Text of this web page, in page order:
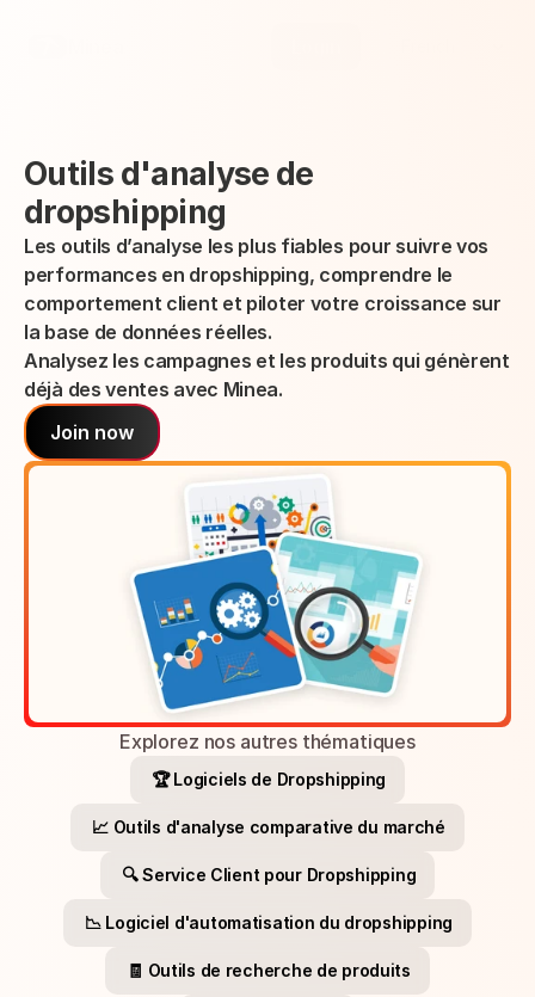
Outils d'analyse de
dropshipping
Les outils d’analyse les plus fiables pour suivre vos
performances en dropshipping, comprendre le
comportement client et piloter votre croissance sur
la base de données réelles.
Analysez les campagnes et les produits qui génèrent
déjà des ventes avec Minea.
Join now
Explorez nos autres thématiques
🏆 Logiciels de Dropshipping
📈 Outils d'analyse comparative du marché
🔍 Service Client pour Dropshipping
📉 Logiciel d'automatisation du dropshipping
🧾 Outils de recherche de produits